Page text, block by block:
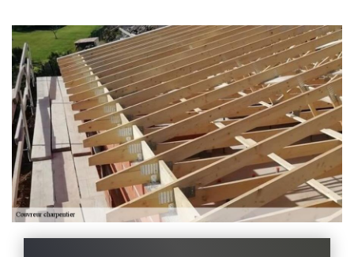
Haute-Loire